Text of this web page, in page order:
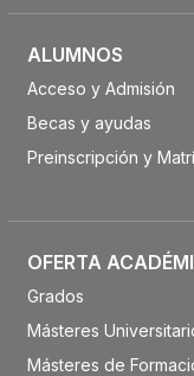
ALUMNOS
Acceso y Admisión
Becas y ayudas
Preinscripción y
OFERTA
Grados
Másteres
Másteres de